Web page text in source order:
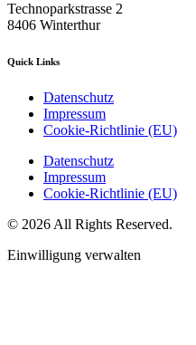
Technoparkstrasse 2
8406 Winterthur
Quick Links
Datenschutz
Impressum
Cookie-Richtlinie (EU)
Datenschutz
Impressum
Cookie-Richtlinie (EU)
© 2026 All Rights Reserved.
Einwilligung verwalten